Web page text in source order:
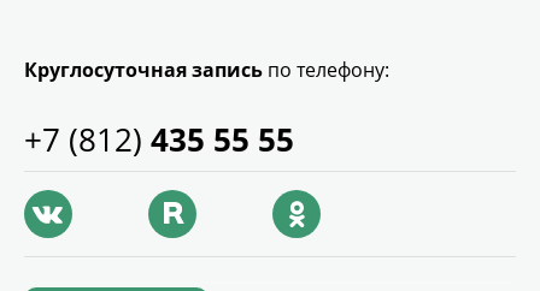
Круглосуточная запись по телефону:
+7 (812) 435 55 55